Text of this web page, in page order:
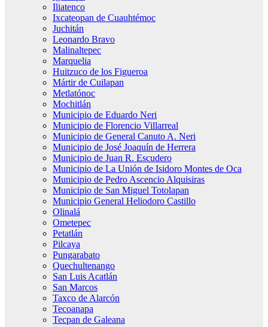
Iliatenco
Ixcateopan de Cuauhtémoc
Juchitán
Leonardo Bravo
Malinaltepec
Marquelia
Huitzuco de los Figueroa
Mártir de Cuilapan
Metlatónoc
Mochitlán
Municipio de Eduardo Neri
Municipio de Florencio Villarreal
Municipio de General Canuto A. Neri
Municipio de José Joaquín de Herrera
Municipio de Juan R. Escudero
Municipio de La Unión de Isidoro Montes de Oca
Municipio de Pedro Ascencio Alquisiras
Municipio de San Miguel Totolapan
Municipio General Heliodoro Castillo
Olinalá
Ometepec
Petatlán
Pilcaya
Pungarabato
Quechultenango
San Luis Acatlán
San Marcos
Taxco de Alarcón
Tecoanapa
Tecpan de Galeana